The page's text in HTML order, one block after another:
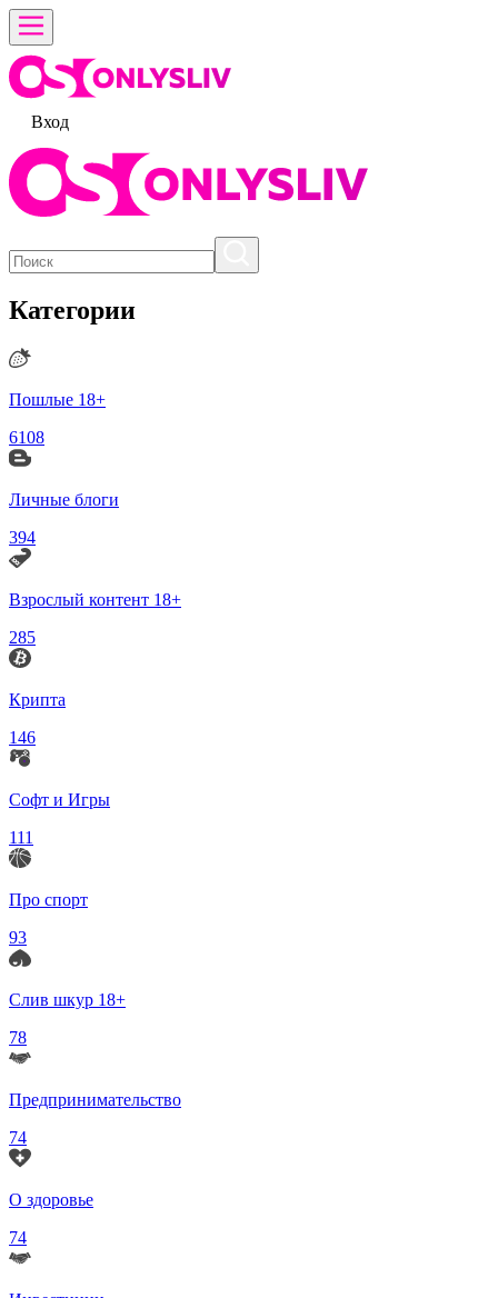
Вход
Категории
Пошлые 18+
6108
Личные блоги
394
Взрослый контент 18+
285
Крипта
146
Софт и Игры
111
Про спорт
93
Слив шкур 18+
78
Предпринимательство
74
О здоровье
74